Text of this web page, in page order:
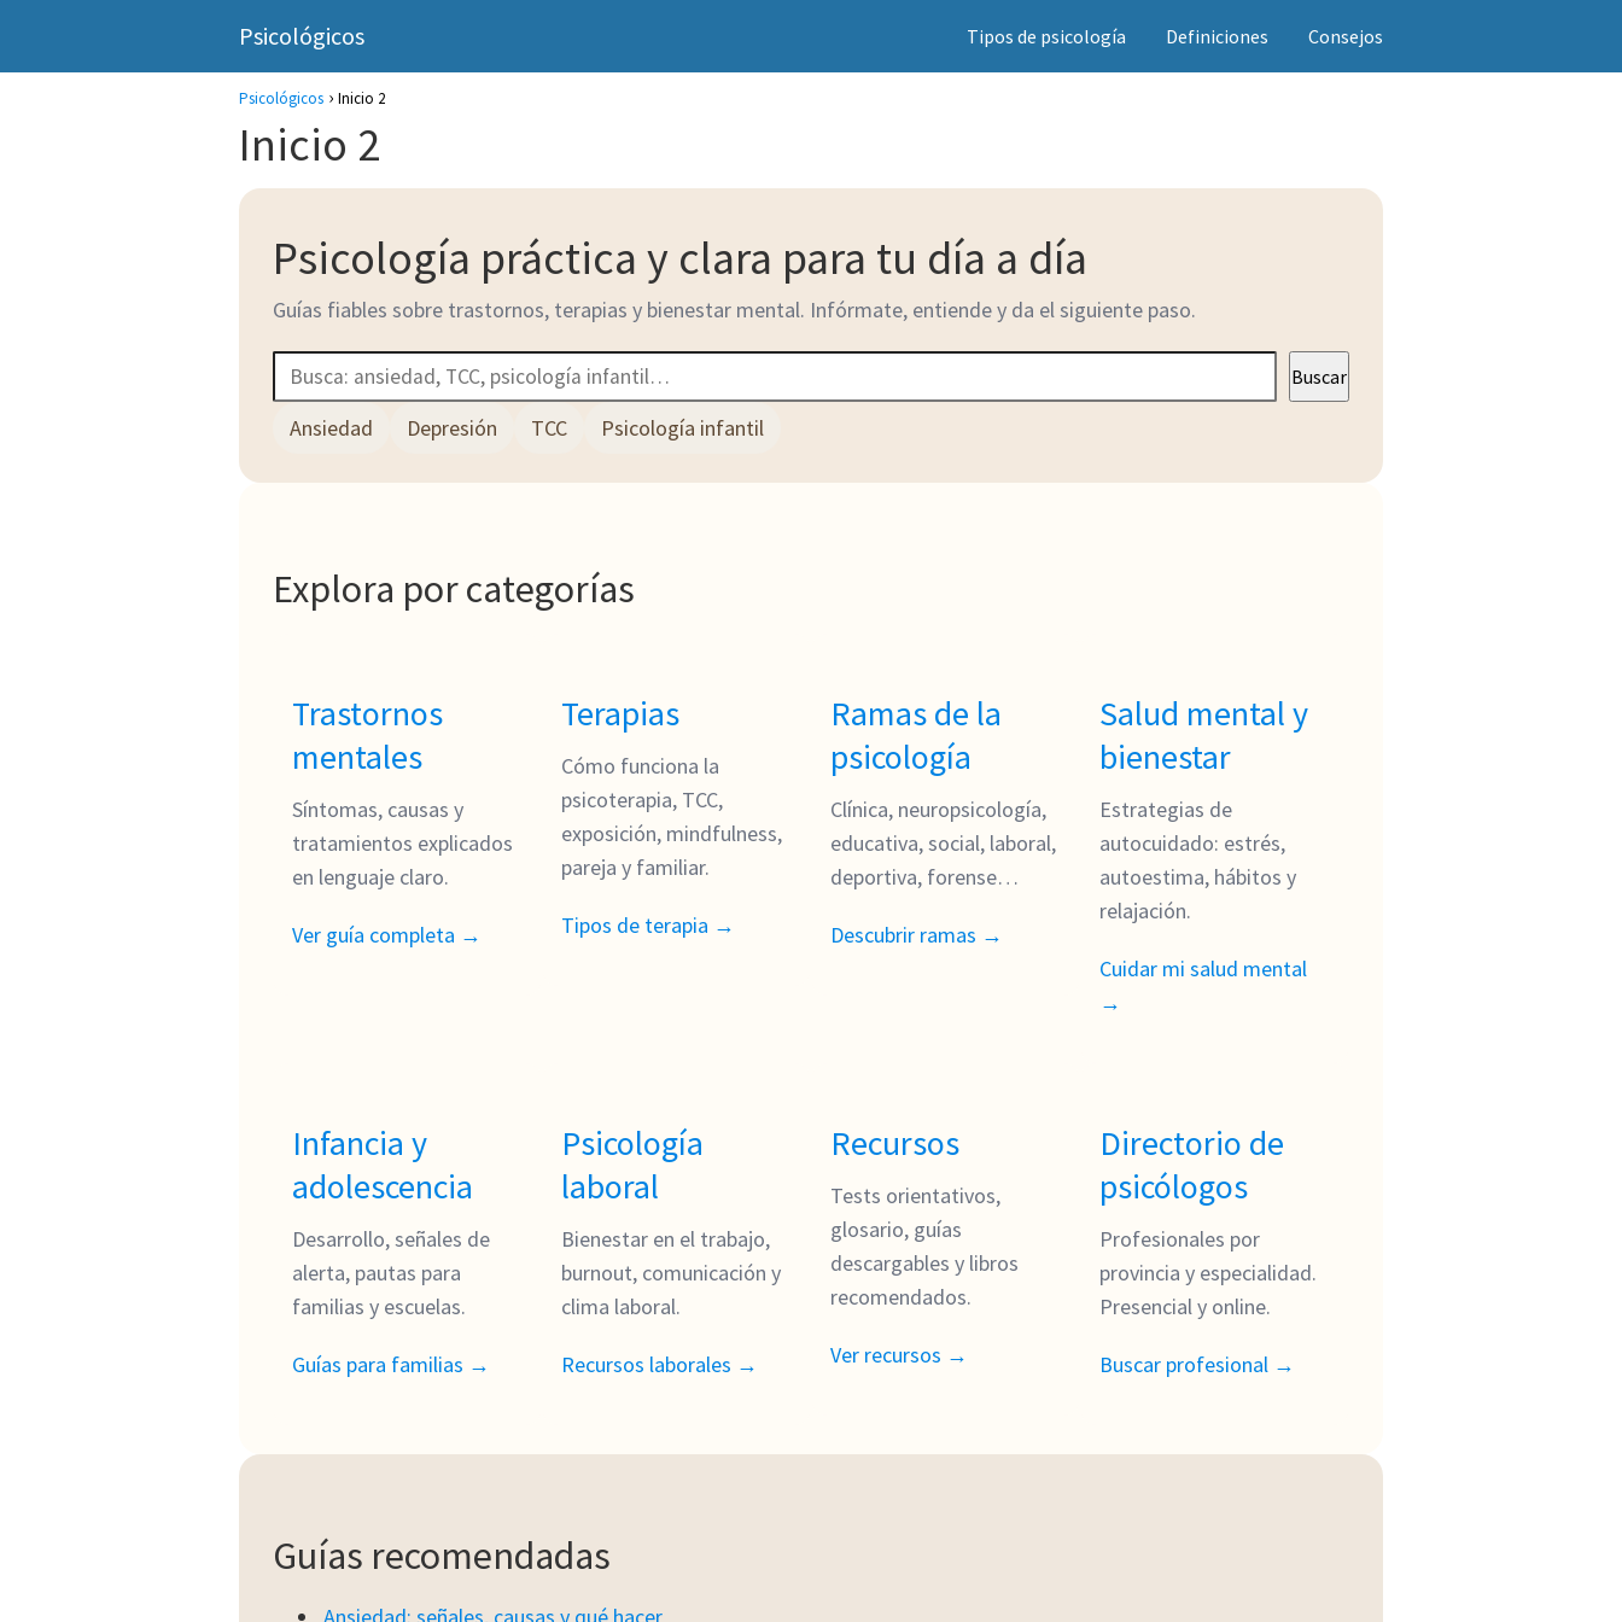
Psicológicos Tipos de psicología Definiciones Consejos
Psicológicos Inicio 2
Inicio 2
Psicología práctica y clara para tu día a día
Guías fiables sobre trastornos, terapias y bienestar mental. Infórmate, entiende y da el siguiente paso.
Buscar
Ansiedad Depresión TCC Psicología infantil
Explora por categorías
Trastornos
mentales
Síntomas, causas y
tratamientos explicados
en lenguaje claro.
Ver guía completa →
Terapias
Cómo funciona la
psicoterapia, TCC,
exposición, mindfulness,
pareja y familiar.
Tipos de terapia →
Ramas de la
psicología
Clínica, neuropsicología,
educativa, social, laboral,
deportiva, forense…
Descubrir ramas →
Salud mental y
bienestar
Estrategias de
autocuidado: estrés,
autoestima, hábitos y
relajación.
Cuidar mi salud mental
→
Infancia y
adolescencia
Desarrollo, señales de
alerta, pautas para
familias y escuelas.
Guías para familias →
Psicología
laboral
Bienestar en el trabajo,
burnout, comunicación y
clima laboral.
Recursos laborales →
Recursos
Tests orientativos,
glosario, guías
descargables y libros
recomendados.
Ver recursos →
Directorio de
psicólogos
Profesionales por
provincia y especialidad.
Presencial y online.
Buscar profesional →
Guías recomendadas